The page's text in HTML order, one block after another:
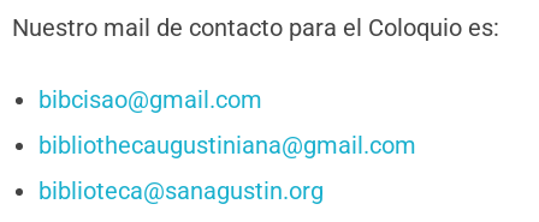
Nuestro mail de contacto para el Coloquio es:
bibcisao@gmail.com
bibliothecaugustiniana@gmail.com
biblioteca@sanagustin.org